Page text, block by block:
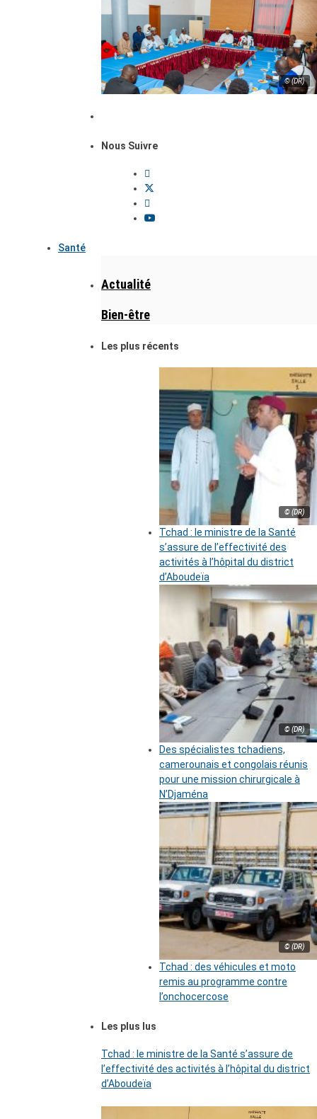
© (DR)
Nous Suivre
Santé
Actualité
Bien-être
Les plus récents
© (DR)
Tchad : le ministre de la Santé
s’assure de l’effectivité des
activités à l’hôpital du district
d’Aboudeïa
© (DR)
Des spécialistes tchadiens,
camerounais et congolais réunis
pour une mission chirurgicale à
N’Djaména
© (DR)
Tchad : des véhicules et moto
remis au programme contre
l’onchocercose
Les plus lus
Tchad : le ministre de la Santé s’assure de
l’effectivité des activités à l’hôpital du district
d’Aboudeïa